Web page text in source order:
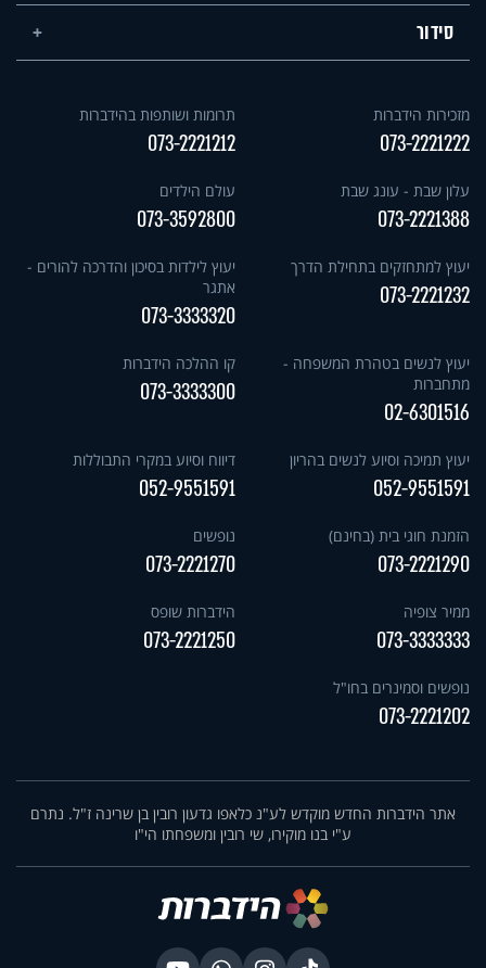
סידור
מזכירות הידברות
073-2221222
תרומות ושותפות בהידברות
073-2221212
עלון שבת - עונג שבת
073-2221388
עולם הילדים
073-3592800
יעוץ למתחזקים בתחילת הדרך
073-2221232
יעוץ לילדות בסיכון והדרכה להורים -
אתגר
073-3333320
יעוץ לנשים בטהרת המשפחה -
מתחברות
02-6301516
קו ההלכה הידברות
073-3333300
יעוץ תמיכה וסיוע לנשים בהריון
052-9551591
דיווח וסיוע במקרי התבוללות
052-9551591
הזמנת חוגי בית (בחינם)
073-2221290
נופשים
073-2221270
ממיר צופיה
073-3333333
הידברות שופס
073-2221250
נופשים וסמינרים בחו"ל
073-2221202
אתר הידברות החדש מוקדש לע"נ כלאפו גדעון רובין בן שרינה ז"ל. נתרם
ע"י בנו מוקירו, שי רובין ומשפחתו הי"ו